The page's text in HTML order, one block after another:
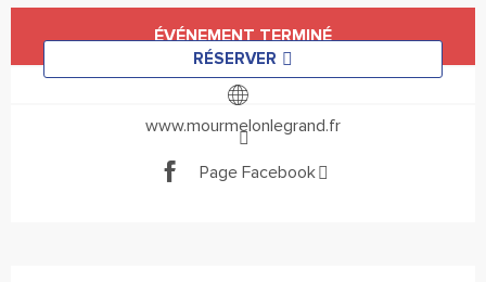
Ouverture et coordonnées
ÉVÉNEMENT TERMINÉ
RÉSERVER
www.mourmelonlegrand.fr
Page Facebook